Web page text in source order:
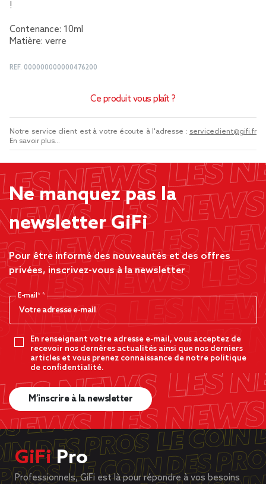
!
Contenance: 10ml
Matière: verre
REF. 000000000000476200
Ce produit vous plaît ?
Notre service client est à votre écoute à l'adresse : serviceclient@gifi.fr
En savoir plus...
Ne manquez pas la
newsletter GiFi
Pour être informé des nouveautés et des offres
privées, inscrivez-vous à la newsletter
E-mail*
En renseignant votre adresse e-mail, vous acceptez de
recevoir nos dernères actualités ainsi que nos derniers
articles et vous prenez connaissance de notre politique
de confidentialité.
M’inscrire à la newsletter
GiFiPro
Professionnels, GiFi est là pour répondre à vos besoins